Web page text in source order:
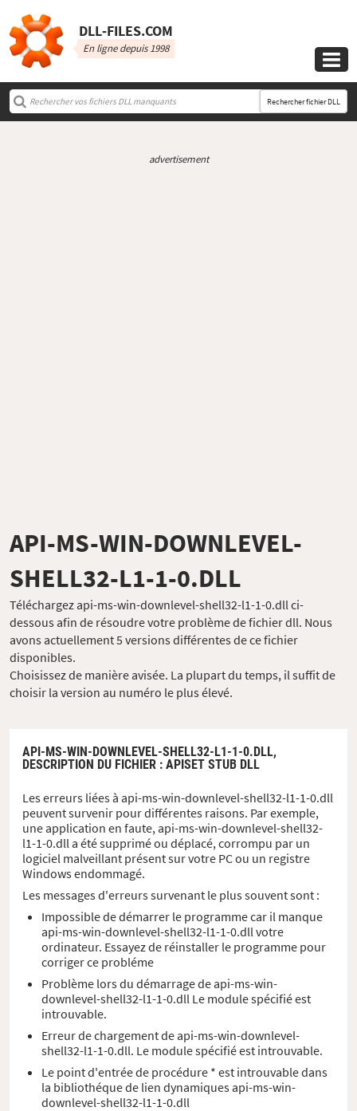
DLL‑FILES.COM
En ligne depuis 1998

Rechercher fichier DLL
advertisement
API-MS-WIN-DOWNLEVEL-
SHELL32-L1-1-0.DLL
Téléchargez api-ms-win-downlevel-shell32-l1-1-0.dll ci-
dessous afin de résoudre votre problème de fichier dll. Nous
avons actuellement 5 versions différentes de ce fichier
disponibles.
Choisissez de manière avisée. La plupart du temps, il suffit de
choisir la version au numéro le plus élevé.
API-MS-WIN-DOWNLEVEL-SHELL32-L1-1-0.DLL,
DESCRIPTION DU FICHIER : APISET STUB DLL
Les erreurs liées à api-ms-win-downlevel-shell32-l1-1-0.dll
peuvent survenir pour différentes raisons. Par exemple,
une application en faute, api-ms-win-downlevel-shell32-
l1-1-0.dll a été supprimé ou déplacé, corrompu par un
logiciel malveillant présent sur votre PC ou un registre
Windows endommagé.
Les messages d'erreurs survenant le plus souvent sont :
Impossible de démarrer le programme car il manque
api-ms-win-downlevel-shell32-l1-1-0.dll votre
ordinateur. Essayez de réinstaller le programme pour
corriger ce probléme
Problème lors du démarrage de api-ms-win-
downlevel-shell32-l1-1-0.dll Le module spécifié est
introuvable.
Erreur de chargement de api-ms-win-downlevel-
shell32-l1-1-0.dll. Le module spécifié est introuvable.
Le point d'entrée de procédure * est introuvable dans
la bibliothéque de lien dynamiques api-ms-win-
downlevel-shell32-l1-1-0.dll